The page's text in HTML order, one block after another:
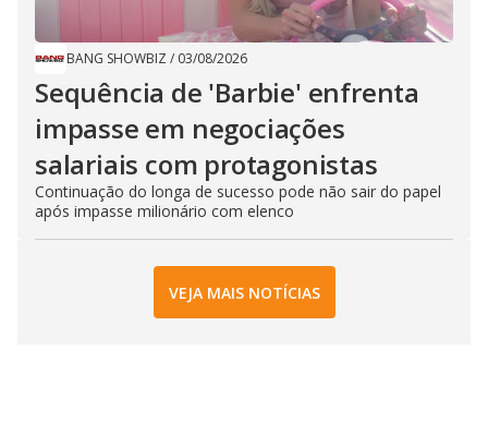
BANG SHOWBIZ / 03/08/2026
Sequência de ​'Barbie​' enfrenta
impasse em negociações
salariais com ​protagonistas
Continuação do longa de sucesso pode não sair do papel
após impasse milionário com elenco
VEJA MAIS NOTÍCIAS